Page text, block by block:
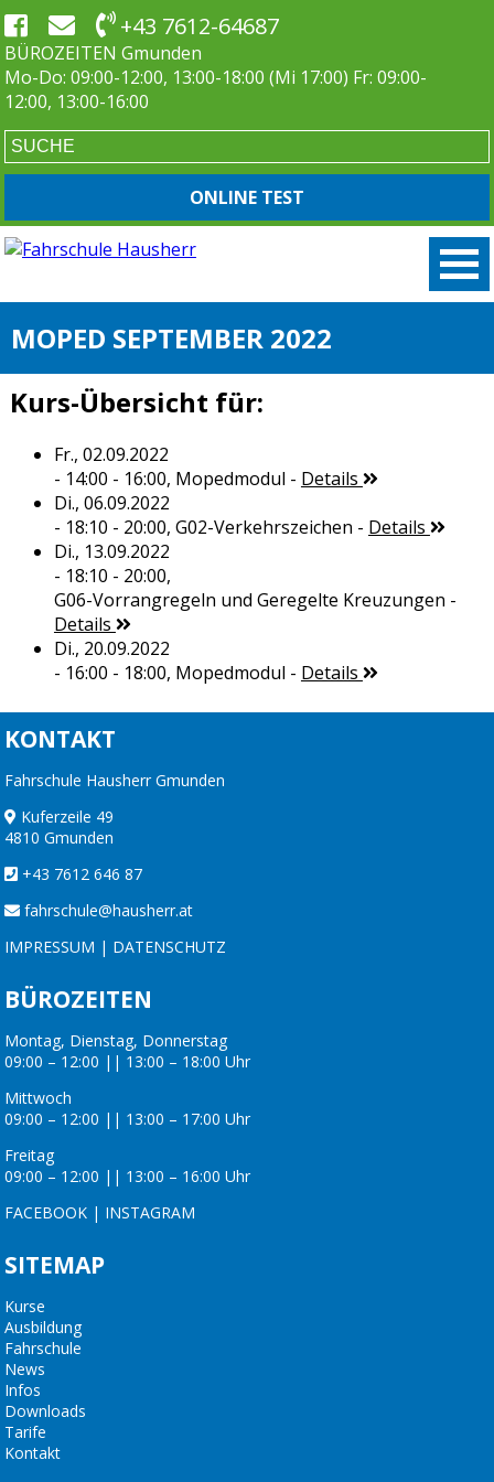
+43 7612-64687
BÜROZEITEN Gmunden
Mo-Do: 09:00-12:00, 13:00-18:00 (Mi 17:00) Fr: 09:00-
12:00, 13:00-16:00
ONLINE TEST
MOPED SEPTEMBER 2022
Kurs-Übersicht für:
Fr., 02.09.2022
- 14:00 - 16:00, Mopedmodul - Details
Di., 06.09.2022
- 18:10 - 20:00, G02-Verkehrszeichen - Details
Di., 13.09.2022
- 18:10 - 20:00,
G06-Vorrangregeln und Geregelte Kreuzungen -
Details
Di., 20.09.2022
- 16:00 - 18:00, Mopedmodul - Details
KONTAKT
Fahrschule Hausherr Gmunden
Kuferzeile 49
4810 Gmunden
+43 7612 646 87
fahrschule@hausherr.at
IMPRESSUM | DATENSCHUTZ
BÜROZEITEN
Montag, Dienstag, Donnerstag
09:00 – 12:00 || 13:00 – 18:00 Uhr
Mittwoch
09:00 – 12:00 || 13:00 – 17:00 Uhr
Freitag
09:00 – 12:00 || 13:00 – 16:00 Uhr
FACEBOOK | INSTAGRAM
SITEMAP
Kurse
Ausbildung
Fahrschule
News
Infos
Downloads
Tarife
Kontakt